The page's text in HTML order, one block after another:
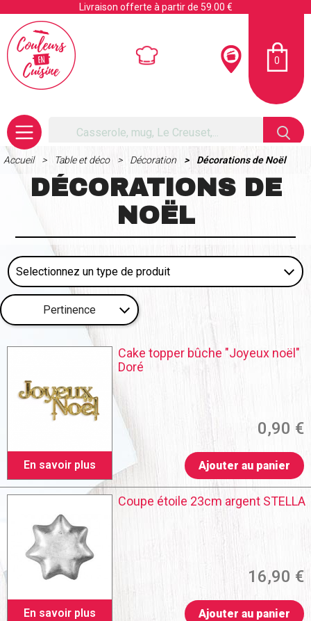
Livraison offerte à partir de 59.00 €
0
Accueil Table et déco Décoration Décorations de Noël
DÉCORATIONS DE
NOËL
Pertinence
En savoir plus
Cake topper bûche "Joyeux noël"
Doré
0,90 €
Ajouter au panier
En savoir plus
Coupe étoile 23cm argent STELLA
16,90 €
Ajouter au panier